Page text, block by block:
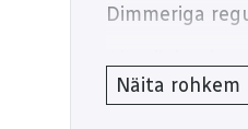
Dimmeriga
Küljekinnitused
Näita rohkem